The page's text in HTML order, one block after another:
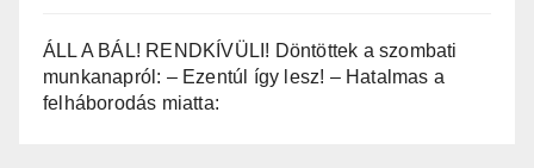
ÁLL A BÁL! RENDKÍVÜLI! Döntöttek a szombati
munkanapról: – Ezentúl így lesz! – Hatalmas a
felháborodás miatta: